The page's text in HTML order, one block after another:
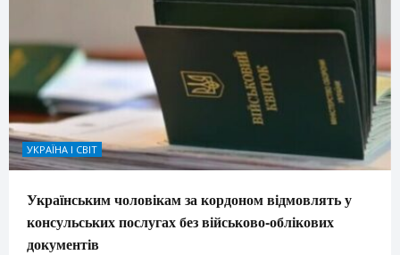
УКРАЇНА І СВІТ
Українським чоловікам за кордоном відмовлять у
консульських послугах без військово-облікових
документів